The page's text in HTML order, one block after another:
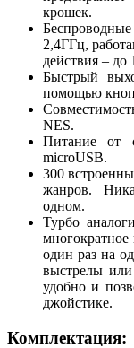
крошек.
2,4ГГц,
действия – до
Быстрый
помощью
NES.
Питание от
microUSB.
300
жанров.
одном.
Турбо
многократное
один раз на
выстрелы
удобно и
джойстике.
Комплектация: